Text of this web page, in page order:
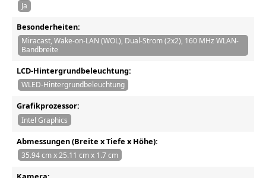
Ja
Besonderheiten:
Miracast, Wake-on-LAN (WOL), Dual-Strom (2x2), 160 MHz WLAN-
Bandbreite
LCD-Hintergrundbeleuchtung:
WLED-Hintergrundbeleuchtung
Grafikprozessor:
Intel Graphics
Abmessungen (Breite x Tiefe x Höhe):
35.94 cm x 25.11 cm x 1.7 cm